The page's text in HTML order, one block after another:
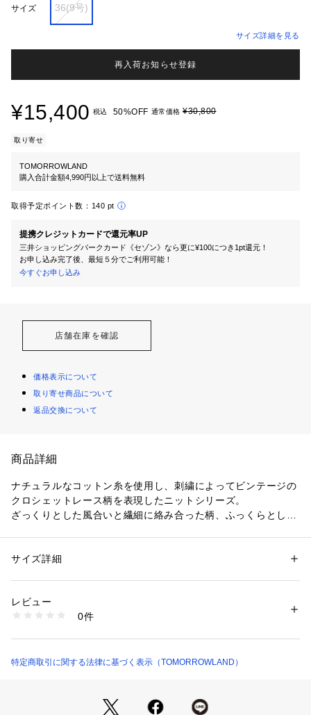
サイズ 36(9号)
サイズ詳細を見る
再入荷お知らせ登録
¥15,400 税込 50%OFF 通常価格 ¥30,800
取り寄せ
TOMORROWLAND
購入合計金額4,990円以上で送料無料
取得予定ポイント数： 140 pt
提携クレジットカードで還元率UP
三井ショッピングパークカード《セゾン》なら更に¥100につき1pt還元！
お申し込み完了後、最短５分でご利用可能！
今すぐお申し込み
店舗在庫を確認
価格表示について
取り寄せ商品について
返品交換について
商品詳細
ナチュラルなコットン糸を使用し、刺繍によってビンテージの
クロシェットレース柄を表現したニットシリーズ。
ざっくりとした風合いと繊細に絡み合った柄、ふっくらとした
ディネートのポイントになってくれる一着。
裏地をショート丈にすることで透け感が生まれ、、涼しげかつ
軽やかな雰囲気に。
スタイリングに季節感をプラスしてくれる、大人のカジュアル
性別：レディース
素材：コットン100％
洗濯：洗濯不可、漂白不可、タンブル乾燥不可、自然乾燥、アイロン仕上
げ可、ドライ可、ウエットクリーニング可
商品番号：1095000001465 （モール）
サイズ詳細
レビュー
0件
特定商取引に関する法律に基づく表示（TOMORROWLAND）